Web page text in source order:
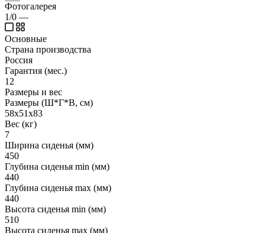
Фотогалерея
1/0 —
Основные
Страна производства
Россия
Гарантия (мес.)
12
Размеры и вес
Размеры (Ш*Г*В, см)
58х51х83
Вес (кг)
7
Ширина сиденья (мм)
450
Глубина сиденья min (мм)
440
Глубина сиденья max (мм)
440
Высота сиденья min (мм)
510
Высота сиденья max (мм)